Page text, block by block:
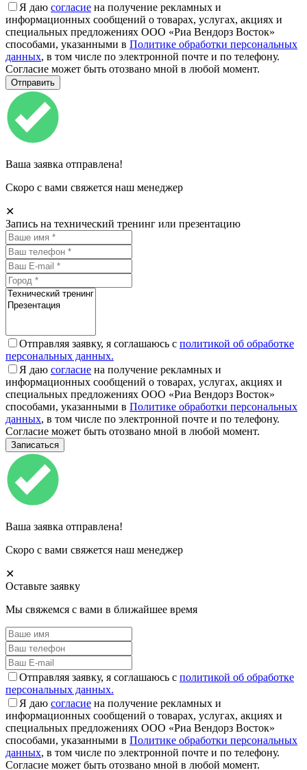
Я даю согласие на получение рекламных и
информационных сообщений о товарах, услугах, акциях и
специальных предложениях ООО «Риа Вендорз Восток»
способами, указанными в Политике обработки персональных
данных, в том числе по электронной почте и по телефону.
Согласие может быть отозвано мной в любой момент.
Ваша заявка отправлена!
Скоро с вами свяжется наш менеджер
✕
Запись на технический тренинг или презентацию
Отправляя заявку, я соглашаюсь с политикой об обработке
персональных данных.
Я даю согласие на получение рекламных и
информационных сообщений о товарах, услугах, акциях и
специальных предложениях ООО «Риа Вендорз Восток»
способами, указанными в Политике обработки персональных
данных, в том числе по электронной почте и по телефону.
Согласие может быть отозвано мной в любой момент.
Ваша заявка отправлена!
Скоро с вами свяжется наш менеджер
✕
Оставьте заявку
Мы свяжемся с вами в ближайшее время
Отправляя заявку, я соглашаюсь с политикой об обработке
персональных данных.
Я даю согласие на получение рекламных и
информационных сообщений о товарах, услугах, акциях и
специальных предложениях ООО «Риа Вендорз Восток»
способами, указанными в Политике обработки персональных
данных, в том числе по электронной почте и по телефону.
Согласие может быть отозвано мной в любой момент.